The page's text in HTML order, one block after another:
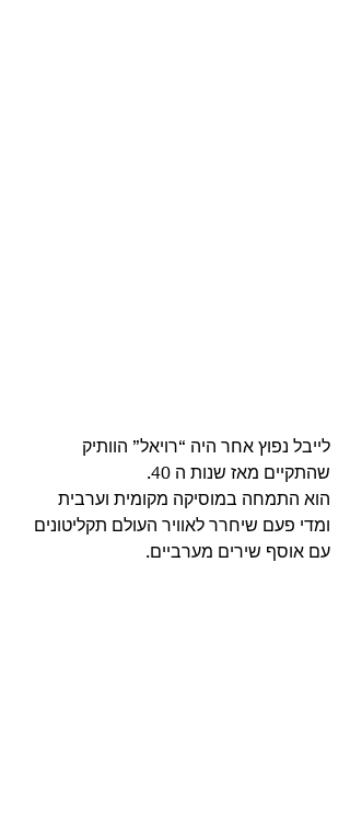
לייבל נפוץ אחר היה “רויאל” הוותיק
שהתקיים מאז שנות ה 40.
הוא התמחה במוסיקה מקומית וערבית
ומדי פעם שיחרר לאוויר העולם תקליטונים
עם אוסף שירים מערביים.